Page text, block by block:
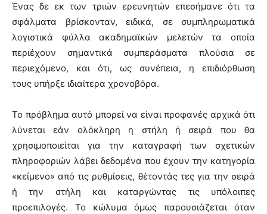
Ένας δε εκ των τριών ερευνητών επεσήμανε ότι τα
σφάλματα βρίσκονταν, ειδικά, σε συμπληρωματικά
λογιστικά φύλλα ακαδημαϊκών μελετών τα οποία
περιέχουν σημαντικά συμπεράσματα πλούσια σε
περιεχόμενο, και ότι, ως συνέπεια, η επιδιόρθωση
τους υπήρξε ιδιαίτερα χρονοβόρα.
Το πρόβλημα αυτό μπορεί να είναι προφανές αρχικά ότι
λύνεται εάν ολόκληρη η στήλη ή σειρά που θα
χρησιμοποιείται για την καταγραφή των σχετικών
πληροφοριών λάβει δεδομένα που έχουν την κατηγορία
«κείμενο» από τις ρυθμίσεις, θέτοντάς τες για την σειρά
ή την στήλη και καταργώντας τις υπόλοιπες
προεπιλογές. Το κώλυμα όμως παρουσιάζεται όταν